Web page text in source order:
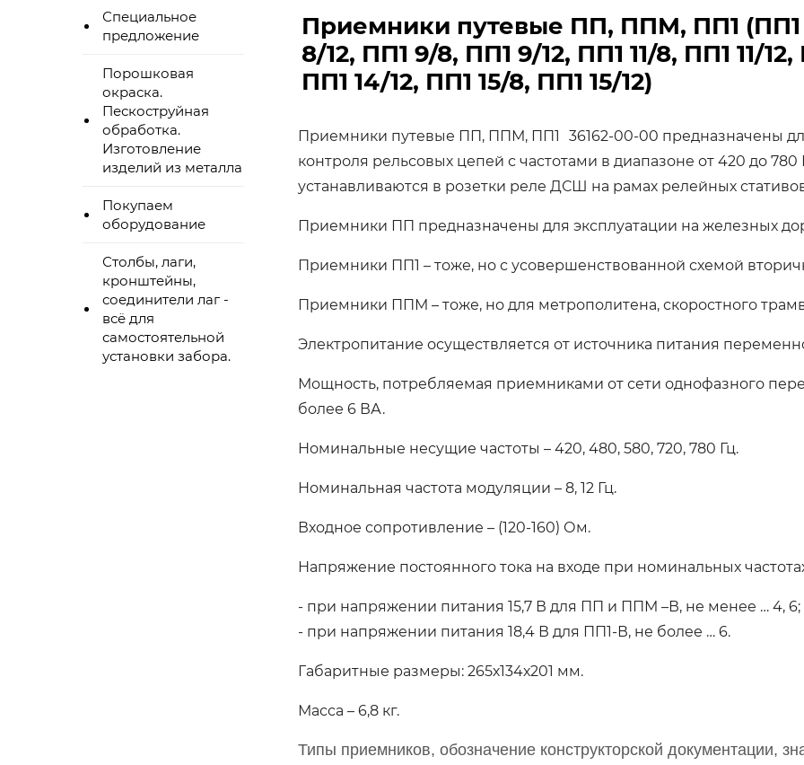
Специальное
предложение
Порошковая
окраска.
Пескоструйная
обработка.
Изготовление
изделий из металла
Покупаем
оборудование
Столбы, лаги,
кронштейны,
соединители лаг -
всё для
самостоятельной
установки забора.
Приемники путевые ПП, ППМ, ПП1 (ПП1
8/12, ПП1 9/8, ПП1 9/12, ПП1 11/8, ПП1 11/
ПП1 14/12, ПП1 15/8, ПП1 15/12)
Приемники путевые ПП, ППМ, ПП1
36162-00-00 предназначены
контроля рельсовых цепей с частотами в диапазоне от 420 до
устанавливаются в розетки реле ДСШ на рамах релейных
Приемники ПП предназначены для эксплуатации на железных
Приемники ПП1 – тоже, но с усовершенствованной схемой
Приемники ППМ – тоже, но для метрополитена, скоростного
Электропитание осуществляется от источника питания
Мощность, потребляемая приемниками от сети однофазного
более 6 ВА.
Номинальные несущие частоты – 420, 480, 580, 720, 780 Гц.
Номинальная частота модуляции – 8, 12 Гц.
Входное сопротивление – (120-160) Ом.
Напряжение постоянного тока на входе при номинальных
- при напряжении питания 15,7 В для ПП и ППМ –В, не менее … 4, 6;
- при напряжении питания 18,4 В для ПП1-В, не более … 6.
Габаритные размеры: 265х134х201 мм.
Масса – 6,8 кг.
Типы приемников, обозначение конструкторской документации,